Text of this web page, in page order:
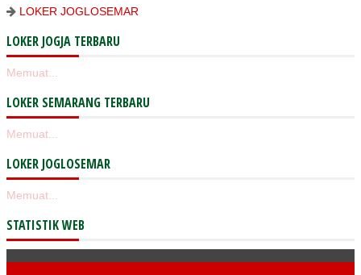
LOKER JOGLOSEMAR
LOKER JOGJA TERBARU
Memuat...
LOKER SEMARANG TERBARU
Memuat...
LOKER JOGLOSEMAR
Memuat...
STATISTIK WEB